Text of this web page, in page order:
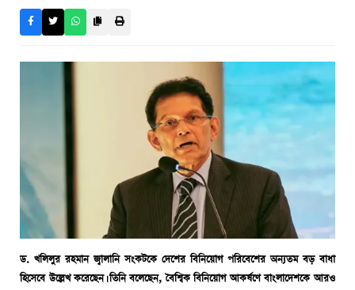
ড. খলিলুর রহমান জ্বালানি সংকটকে দেশের বিনিয়োগ পরিবেশের অন্যতম বড় বাধা
হিসেবে উল্লেখ করেছেন। তিনি বলেছেন, বৈশ্বিক বিনিয়োগ আকর্ষণে বাংলাদেশকে আরও